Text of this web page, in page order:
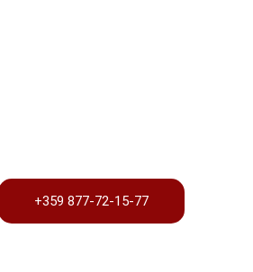
+359 877-72-15-77